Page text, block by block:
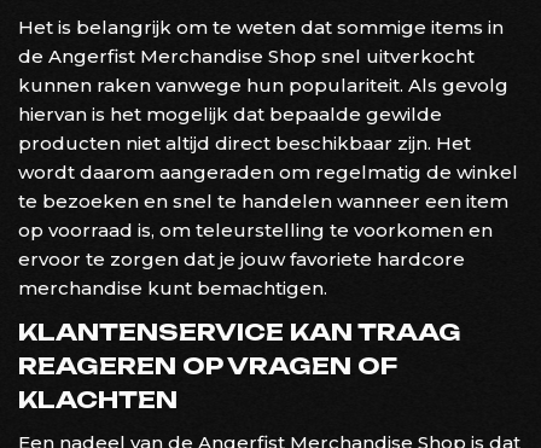
Het is belangrijk om te weten dat sommige items in
de Angerfist Merchandise Shop snel uitverkocht
kunnen raken vanwege hun populariteit. Als gevolg
hiervan is het mogelijk dat bepaalde gewilde
producten niet altijd direct beschikbaar zijn. Het
wordt daarom aangeraden om regelmatig de winkel
te bezoeken en snel te handelen wanneer een item
op voorraad is, om teleurstelling te voorkomen en
ervoor te zorgen dat je jouw favoriete hardcore
merchandise kunt bemachtigen.
KLANTENSERVICE KAN TRAAG
REAGEREN OP VRAGEN OF
KLACHTEN
Een nadeel van de Angerfist Merchandise Shop is dat